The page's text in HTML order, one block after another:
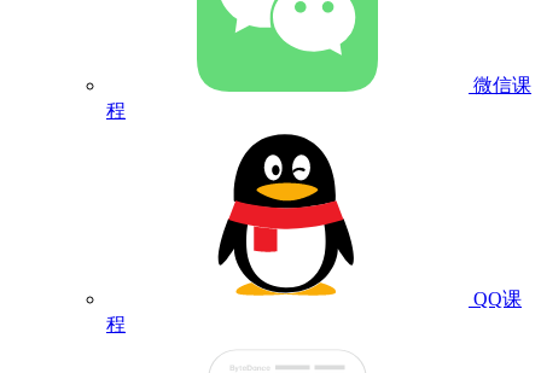
微信课
程
QQ课
程